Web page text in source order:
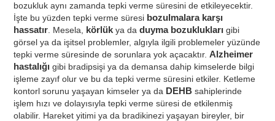
bozukluk aynı zamanda tepki verme süresini de etkileyecektir.
İşte bu yüzden tepki verme süresi bozulmalara karşı
hassatır . Mesela, körlük ya daduyma bozuklukları gibi
görsel ya da işitsel problemler, algıyla ilgili problemeler yüzünde
tepki verme süresinde de sorunlara yok açacaktır.Alzheimer
hastalığı gibi bradipsişi ya da demansa dahip kimselerde bilgi
işleme zayıf olur ve bu da tepki verme süresini etkiler. Ketleme
kontorl sorunu yaşayan kimseler ya da DEHB sahiplerinde
işlem hızı ve dolayısıyla tepki verme süresi de etkilenmiş
olabilir. Hareket yitimi ya da bradikinezi yaşayan bireyler, bir